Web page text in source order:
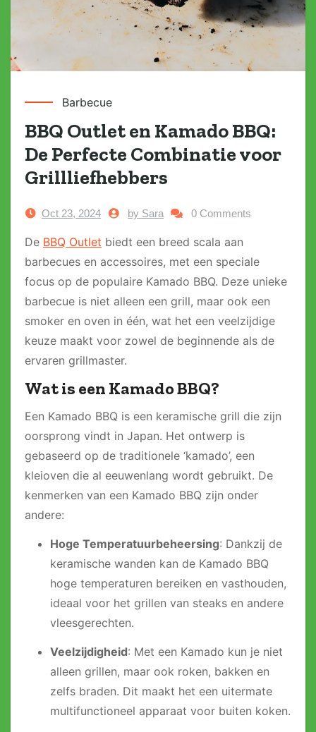
Barbecue
BBQ Outlet en Kamado BBQ:
De Perfecte Combinatie voor
Grillliefhebbers
Oct 23, 2024 by Sara 0 Comments
De BBQ Outlet biedt een breed scala aan
barbecues en accessoires, met een speciale
focus op de populaire Kamado BBQ. Deze unieke
barbecue is niet alleen een grill, maar ook een
smoker en oven in één, wat het een veelzijdige
keuze maakt voor zowel de beginnende als de
ervaren grillmaster.
Wat is een Kamado BBQ?
Een Kamado BBQ is een keramische grill die zijn
oorsprong vindt in Japan. Het ontwerp is
gebaseerd op de traditionele ‘kamado’, een
kleioven die al eeuwenlang wordt gebruikt. De
kenmerken van een Kamado BBQ zijn onder
andere:
Hoge Temperatuurbeheersing: Dankzij de
keramische wanden kan de Kamado BBQ
hoge temperaturen bereiken en vasthouden,
ideaal voor het grillen van steaks en andere
vleesgerechten.
Veelzijdigheid: Met een Kamado kun je niet
alleen grillen, maar ook roken, bakken en
zelfs braden. Dit maakt het een uitermate
multifunctioneel apparaat voor buiten koken.